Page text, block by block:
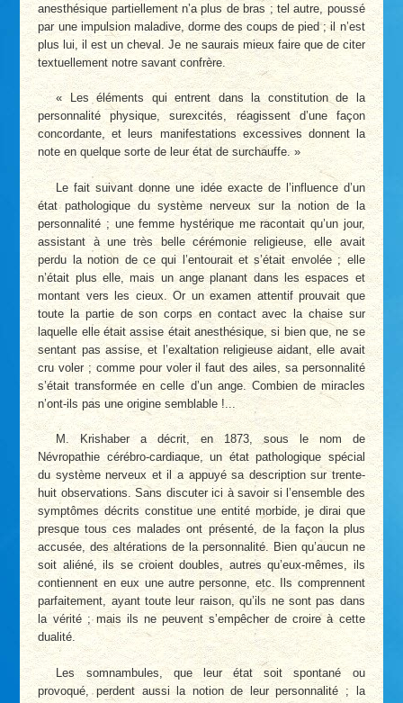
anesthésique partiellement n’a plus de bras ; tel autre, poussé
par une impulsion maladive, dorme des coups de pied ; il n’est
plus lui, il est un cheval. Je ne saurais mieux faire que de citer
textuellement notre savant confrère.
« Les éléments qui entrent dans la constitution de la
personnalité physique, surexcités, réagissent d’une façon
concordante, et leurs manifestations excessives donnent la
note en quelque sorte de leur état de surchauffe. »
Le fait suivant donne une idée exacte de l’influence d’un
état pathologique du système nerveux sur la notion de la
personnalité ; une femme hystérique me racontait qu’un jour,
assistant à une très belle cérémonie religieuse, elle avait
perdu la notion de ce qui l’entourait et s’était envolée ; elle
n’était plus elle, mais un ange planant dans les espaces et
montant vers les cieux. Or un examen attentif prouvait que
toute la partie de son corps en contact avec la chaise sur
laquelle elle était assise était anesthésique, si bien que, ne se
sentant pas assise, et l’exaltation religieuse aidant, elle avait
cru voler ; comme pour voler il faut des ailes, sa personnalité
s’était transformée en celle d’un ange. Combien de miracles
n’ont-ils pas une origine semblable !...
M. Krishaber a décrit, en 1873, sous le nom de
Névropathie cérébro-cardiaque, un état pathologique spécial
du système nerveux et il a appuyé sa description sur trente-
huit observations. Sans discuter ici à savoir si l’ensemble des
symptômes décrits constitue une entité morbide, je dirai que
presque tous ces malades ont présenté, de la façon la plus
accusée, des altérations de la personnalité. Bien qu’aucun ne
soit aliéné, ils se croient doubles, autres qu’eux-mêmes, ils
contiennent en eux une autre personne, etc. Ils comprennent
parfaitement, ayant toute leur raison, qu’ils ne sont pas dans
la vérité ; mais ils ne peuvent s’empêcher de croire à cette
dualité.
Les somnambules, que leur état soit spontané ou
provoqué, perdent aussi la notion de leur personnalité ; la